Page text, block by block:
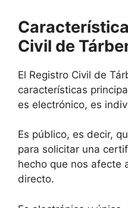
Civil de
El Registro Civil de
características
es electrónico, es
Es público, es decir,
para solicitar una
hecho que nos afecte
directo.